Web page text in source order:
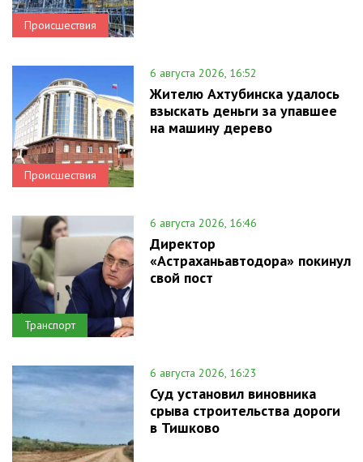
Происшествия
Происшествия
6 августа 2026, 16:52
Жителю Ахтубинска удалось
взыскать деньги за упавшее
на машину дерево
Транспорт
6 августа 2026, 16:46
Директор
«Астраханьавтодора» покинул
свой пост
6 августа 2026, 16:23
Суд установил виновника
срыва строительства дороги
в Тишково